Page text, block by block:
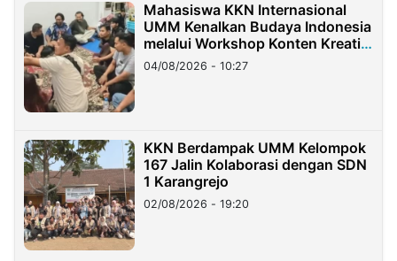
Mahasiswa KKN Internasional
UMM Kenalkan Budaya Indonesia
melalui Workshop Konten Kreatif
di Taiwan
04/08/2026 - 10:27
KKN Berdampak UMM Kelompok
167 Jalin Kolaborasi dengan SDN
1 Karangrejo
02/08/2026 - 19:20